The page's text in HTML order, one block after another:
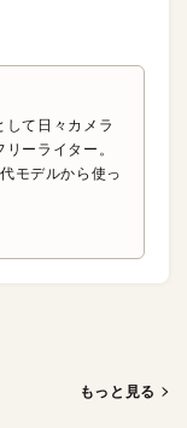
して日々カメラ
ーライター。
モデルから使っ
もっと見る